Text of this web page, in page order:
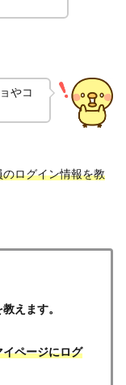
やコ
のログイン情報を教
教えます。
イページにログ